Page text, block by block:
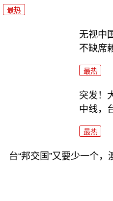
最热
无视中
不缺席
最热
突发！
中线，
最热
台“邦交国”又要少一个，